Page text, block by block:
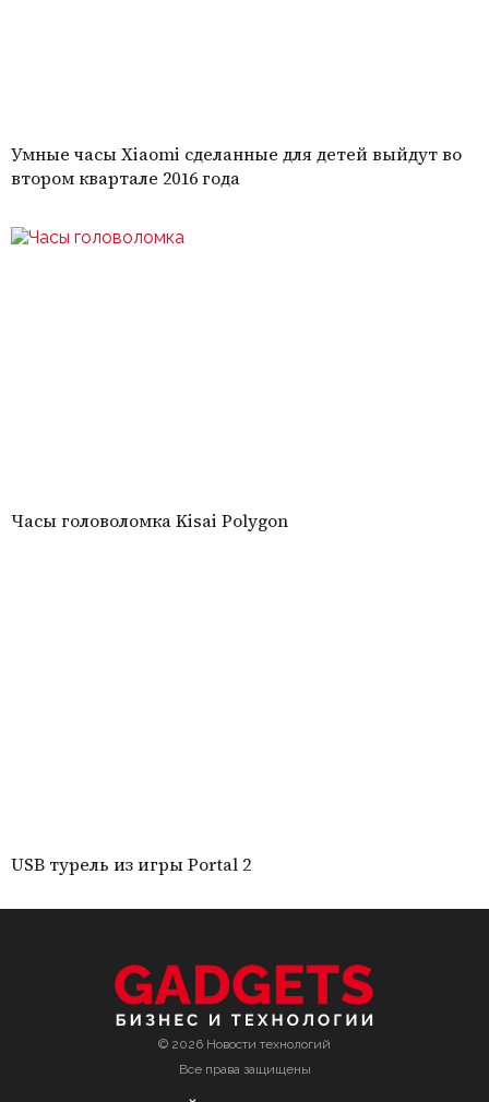
Умные часы Xiaomi сделанные для детей выйдут во
втором квартале 2016 года
Часы головоломка Kisai Polygon
USB турель из игры Portal 2
© 2026 Новости технологий
Все права защищены